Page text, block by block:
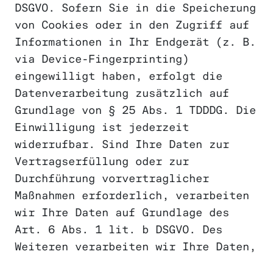
DSGVO. Sofern Sie in die Speicherung
von Cookies oder in den Zugriff auf
Informationen in Ihr Endgerät (z. B.
via Device-Fingerprinting)
eingewilligt haben, erfolgt die
Datenverarbeitung zusätzlich auf
Grundlage von § 25 Abs. 1 TDDDG. Die
Einwilligung ist jederzeit
widerrufbar. Sind Ihre Daten zur
Vertragserfüllung oder zur
Durchführung vorvertraglicher
Maßnahmen erforderlich, verarbeiten
wir Ihre Daten auf Grundlage des
Art. 6 Abs. 1 lit. b DSGVO. Des
Weiteren verarbeiten wir Ihre Daten,